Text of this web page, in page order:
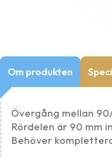
Om produkten
Övergång mellan
Rördelen är 90 mm
Behöver